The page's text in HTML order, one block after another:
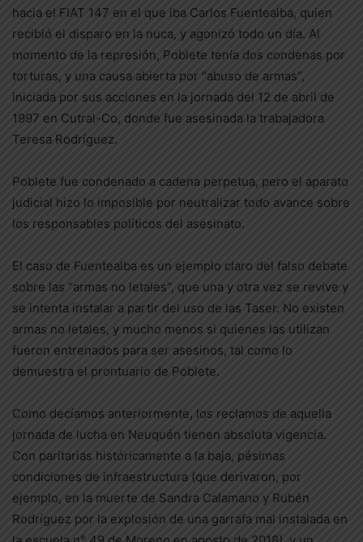
hacia el FIAT 147 en el que iba Carlos Fuentealba, quien
recibió el disparo en la nuca, y agonizó todo un día. Al
momento de la represión, Poblete tenía dos condenas por
torturas, y una causa abierta por “abuso de armas”,
iniciada por sus acciones en la jornada del 12 de abril de
1997 en Cutral-Co, donde fue asesinada la trabajadora
Teresa Rodríguez.
Poblete fue condenado a cadena perpetua, pero el aparato
judicial hizo lo imposible por neutralizar todo avance sobre
los responsables políticos del asesinato.
El caso de Fuentealba es un ejemplo claro del falso debate
sobre las “armas no letales”, que una y otra vez se revive y
se intenta instalar a partir del uso de las Taser. No existen
armas no letales, y mucho menos si quienes las utilizan
fueron entrenados para ser asesinos, tal como lo
demuestra el prontuario de Poblete.
Como decíamos anteriormente, los reclamos de aquella
jornada de lucha en Neuquén tienen absoluta vigencia.
Con paritarias históricamente a la baja, pésimas
condiciones de infraestructura (que derivaron, por
ejemplo, en la muerte de Sandra Calamano y Rubén
Rodríguez por la explosión de una garrafa mal instalada en